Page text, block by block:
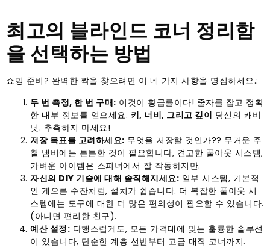
최고의 블라인드 코너 정리함
을 선택하는 방법
쇼핑 준비? 완벽한 짝을 찾으려면 이 네 가지 사항을 명심하세요.:
두 번 측정, 한 번 구매: 이것이 황금률이다! 줄자를 잡고 정확
한 내부 정보를 얻으세요. 키, 너비, 그리고 깊이 당신의 캐비
닛. 추측하지 마세요!
저장 목표를 고려하세요: 무엇을 저장할 것인가?? 무거운 주
철 냄비에는 튼튼한 것이 필요합니다, 견고한 풀아웃 시스템,
가벼운 아이템은 스피너에서 잘 작동하지만.
자신의 DIY 기술에 대해 솔직해지세요: 일부 시스템, 기본적
인 게으른 수잔처럼, 설치가 쉽습니다. 더 복잡한 풀아웃 시
스템에는 도구에 대한 더 많은 편의성이 필요할 수 있습니다.
(아니면 편리한 친구).
예산 설정: 다행스럽게도, 모든 가격대에 맞는 훌륭한 솔루션
이 있습니다, 단순한 계층 선반부터 고급 매직 코너까지.